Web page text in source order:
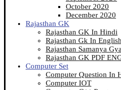
October 2020
December 2020
Rajasthan GK
Rajasthan GK In Hindi
Rajasthan Gk In English
Rajasthan Samanya
Rajasthan GK PDF
Computer Set
Computer Question In
Computer IOT